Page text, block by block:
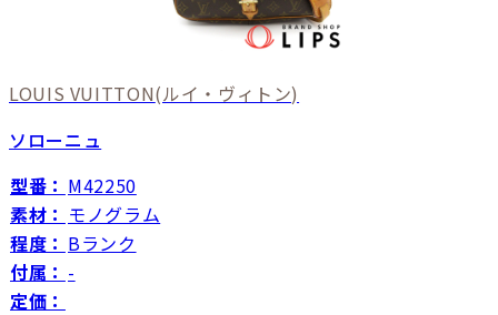
LOUIS VUITTON(ルイ・ヴィトン)
ソローニュ
型番： M42250
素材： モノグラム
程度： Bランク
付属： -
定価：